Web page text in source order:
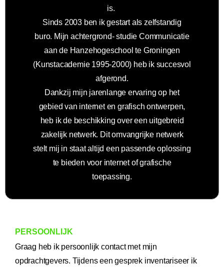
is.
Sinds 2003 ben ik gestart als zelfstandig
buro. Mijn achtergrond- studie Communicatie
aan de Hanzehogeschool te Groningen
(Kunstacademie 1995-2000) heb ik succesvol
afgerond.
Dankzij mijn jarenlange ervaring op het
gebied van internet en grafisch ontwerpen,
heb ik de beschikking over een uitgebreid
zakelijk netwerk. Dit omvangrijke netwerk
stelt mij in staat altijd een passende oplossing
te bieden voor internet of grafische
toepassing.
PERSOONLIJK
Graag heb ik persoonlijk contact met mijn
opdrachtgevers. Tijdens een gesprek inventariseer ik